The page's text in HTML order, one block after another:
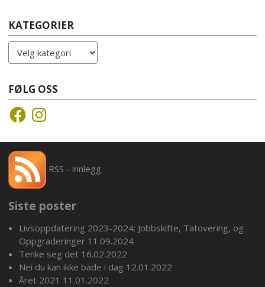
KATEGORIER
Kategorier
FØLG OSS
FacebookInstagram
RSS - innlegg
Siste poster
Livsoppdatering 2023-2024: Jobbskifte, Tatovering, og
Oppgraderinger 11.09.2024
Tenke seg det 16.02.2022
Nei du kan ikke bade i dag 12.01.2022
Året 2021 11.01.2022